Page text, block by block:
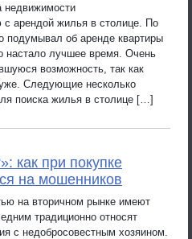
недвижимости
с арендой жилья в столице. По
подумывал об аренде квартиры
настало лучшее время. Очень
возможность, так как
Следующие несколько
поиска жилья в столице […]
как при покупке
на мошенников
на вторичном рынке имеют
традиционно относят
с недобросовестным хозяином.